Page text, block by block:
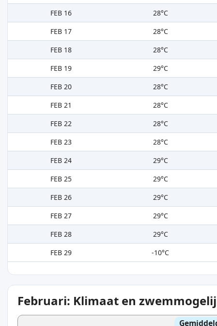
FEB 16
28°C
FEB 17
28°C
FEB 18
28°C
FEB 19
29°C
FEB 20
28°C
FEB 21
28°C
FEB 22
28°C
FEB 23
28°C
FEB 24
29°C
FEB 25
29°C
FEB 26
29°C
FEB 27
29°C
FEB 28
29°C
FEB 29
-10°C
Februari: Klimaat en